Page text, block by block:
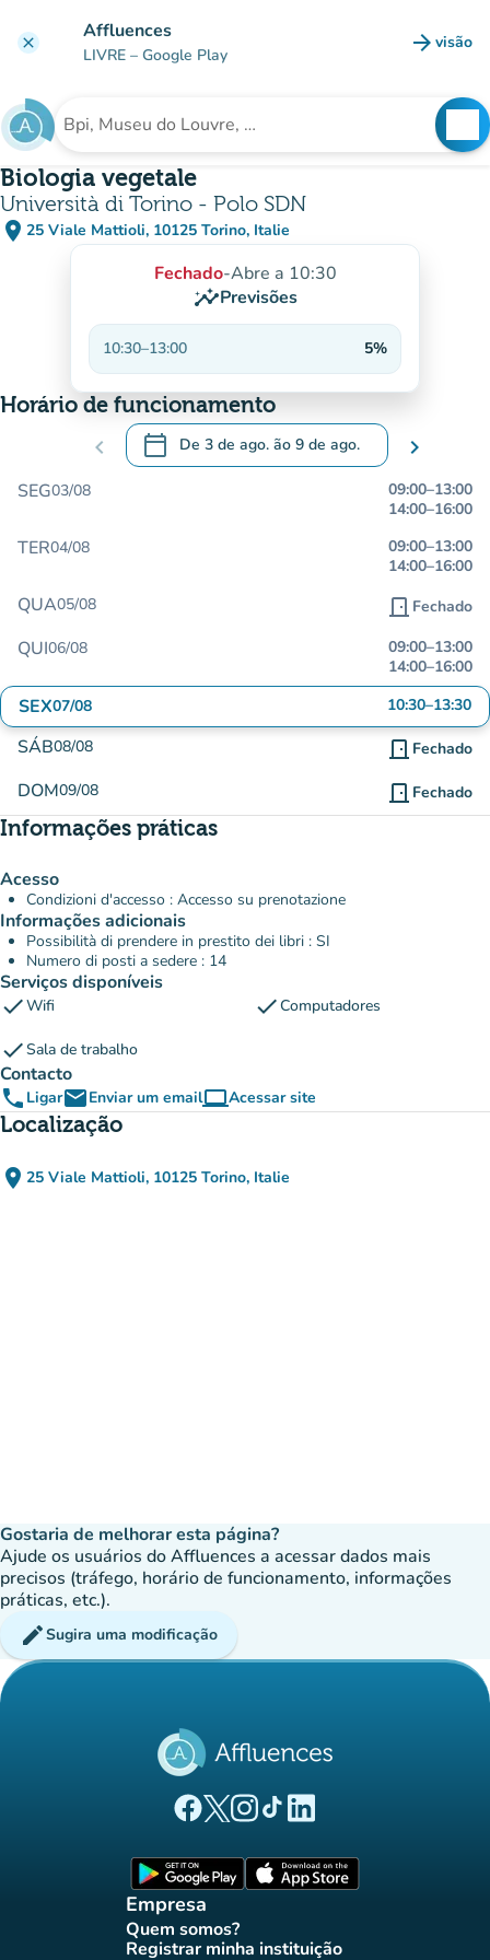
clear Affluences
LIVRE – Google Play arrow_forward visão
(novo
Procura uma instituição
Biologia vegetale
Università di Torino - Polo SDN
place 25 Viale Mattioli, 10125 Torino, Italie
(abrir no Google Maps)
(novo separador)
Fechado-Abre a 10:30
insightsPrevisões
10:30–13:00 5%
Horário de funcionamento
chevron_left calendar_today De 3 de ago. ão 9 de ago.
.Abra o calendário para alterar as datas
chevron_right
SEG03/08 09:00–13:00
14:00–16:00
TER04/08 09:00–13:00
14:00–16:00
QUA05/08 door_front Fechado
QUI06/08 09:00–13:00
14:00–16:00
SEX07/08 10:30–13:30
SÁB08/08 door_front Fechado
DOM09/08 door_front Fechado
Informações práticas
Acesso
Condizioni d'accesso : Accesso su prenotazione
Informações adicionais
Possibilità di prendere in prestito dei libri : SI
Numero di posti a sedere : 14
Serviços disponíveis
checkWifi checkComputadores
checkSala de trabalho
Contacto
phone LigaremailEnviar um emailcomputerAcessar site
(novo separador)
Localização
place 25 Viale Mattioli, 10125 Torino, Italie
(abrir no Google Maps)
(novo separador)
Gostaria de melhorar esta página?
Ajude os usuários do Affluences a acessar dados mais
precisos (tráfego, horário de funcionamento, informações
práticas, etc.).
editSugira uma modificação
(novo separador)
(novo separador)
(novo separador)
(novo separador)
(novo separador)
Empresa
Quem somos?(novo separador)
Registrar minha instituição